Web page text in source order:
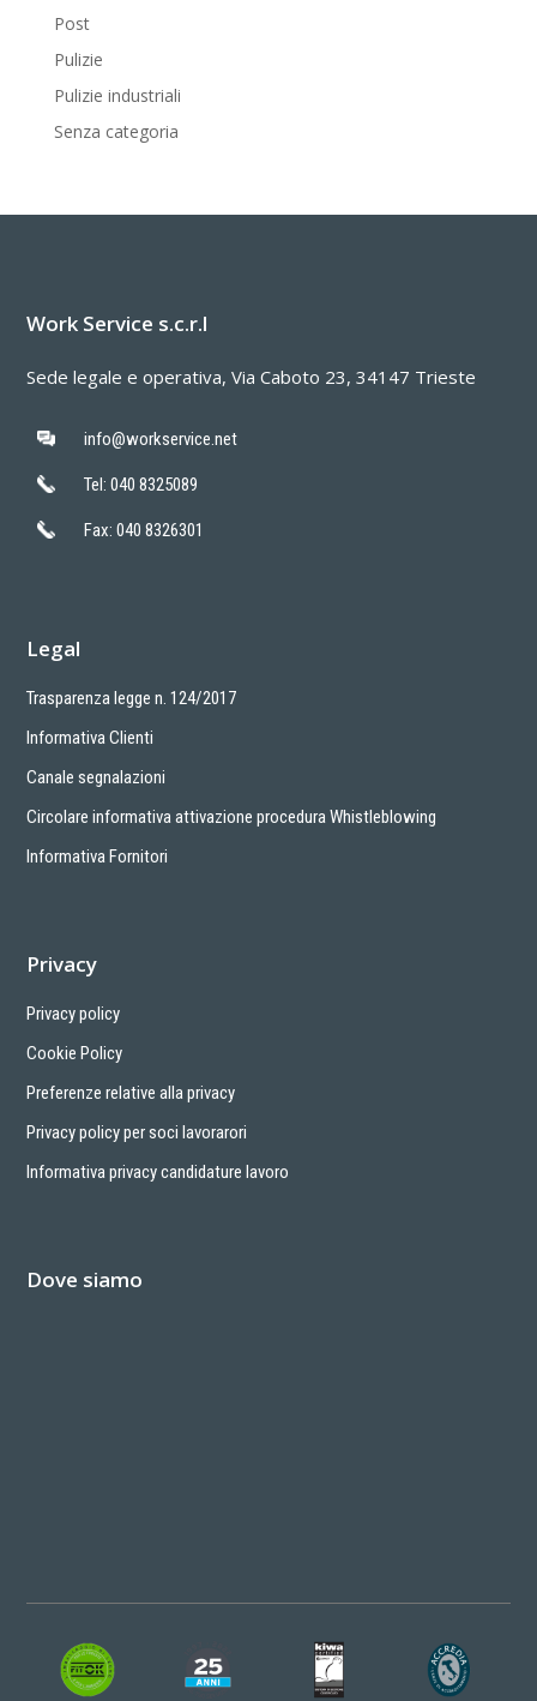
Post
Pulizie
Pulizie industriali
Senza categoria
Work Service s.c.r.l
Sede legale e operativa, Via Caboto 23, 34147 Trieste
info@workservice.net
Tel: 040 8325089
Fax: 040 8326301
Legal
Trasparenza legge n. 124/2017
Informativa Clienti
Canale segnalazioni
Circolare informativa attivazione procedura Whistleblowing
Informativa Fornitori
Privacy
Privacy policy
Cookie Policy
Preferenze relative alla privacy
Privacy policy per soci lavorarori
Informativa privacy candidature lavoro
Dove siamo